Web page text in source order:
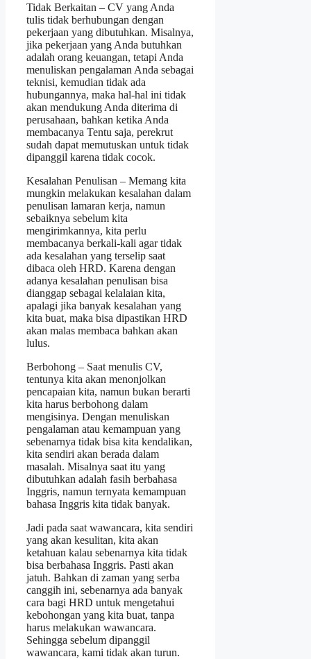
Tidak Berkaitan – CV yang Anda
tulis tidak berhubungan dengan
pekerjaan yang dibutuhkan. Misalnya,
jika pekerjaan yang Anda butuhkan
adalah orang keuangan, tetapi Anda
menuliskan pengalaman Anda sebagai
teknisi, kemudian tidak ada
hubungannya, maka hal-hal ini tidak
akan mendukung Anda diterima di
perusahaan, bahkan ketika Anda
membacanya Tentu saja, perekrut
sudah dapat memutuskan untuk tidak
dipanggil karena tidak cocok.
Kesalahan Penulisan – Memang kita
mungkin melakukan kesalahan dalam
penulisan lamaran kerja, namun
sebaiknya sebelum kita
mengirimkannya, kita perlu
membacanya berkali-kali agar tidak
ada kesalahan yang terselip saat
dibaca oleh HRD. Karena dengan
adanya kesalahan penulisan bisa
dianggap sebagai kelalaian kita,
apalagi jika banyak kesalahan yang
kita buat, maka bisa dipastikan HRD
akan malas membaca bahkan akan
lulus.
Berbohong – Saat menulis CV,
tentunya kita akan menonjolkan
pencapaian kita, namun bukan berarti
kita harus berbohong dalam
mengisinya. Dengan menuliskan
pengalaman atau kemampuan yang
sebenarnya tidak bisa kita kendalikan,
kita sendiri akan berada dalam
masalah. Misalnya saat itu yang
dibutuhkan adalah fasih berbahasa
Inggris, namun ternyata kemampuan
bahasa Inggris kita tidak banyak.
Jadi pada saat wawancara, kita sendiri
yang akan kesulitan, kita akan
ketahuan kalau sebenarnya kita tidak
bisa berbahasa Inggris. Pasti akan
jatuh. Bahkan di zaman yang serba
canggih ini, sebenarnya ada banyak
cara bagi HRD untuk mengetahui
kebohongan yang kita buat, tanpa
harus melakukan wawancara.
Sehingga sebelum dipanggil
wawancara, kami tidak akan turun.